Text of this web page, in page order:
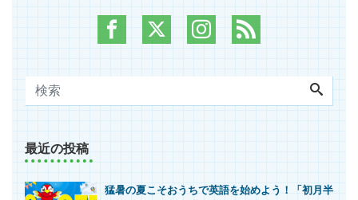
最近の投稿
猛暑の夏こそおうちで英語を始めよう！「初月半